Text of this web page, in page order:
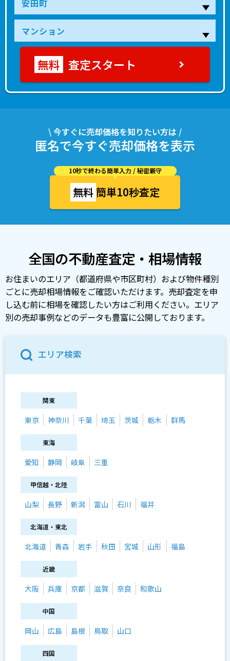
査定スタート
\ 今すぐに売却価格を知りたい方は /
匿名で今すぐ売却価格を表示
10秒で終わる簡単入力 / 秘密厳守
無料簡単10秒査定
全国の不動産査定・相場情報
お住まいのエリア（都道府県や市区町村）および物件種別
ごとに売却相場情報をご確認いただけます。売却査定を申
し込む前に相場を確認したい方はご利用ください。エリア
別の売却事例などのデータも豊富に公開しております。
エリア検索
関東
東京 神奈川 千葉 埼玉 茨城 栃木 群馬
東海
愛知 静岡 岐阜 三重
甲信越・北陸
山梨 長野 新潟 富山 石川 福井
北海道・東北
北海道 青森 岩手 秋田 宮城 山形 福島
近畿
大阪 兵庫 京都 滋賀 奈良 和歌山
中国
岡山 広島 島根 鳥取 山口
四国